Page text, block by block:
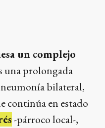
un complejo
una prolongada
bilateral,
continúa en estado
-párroco local-,